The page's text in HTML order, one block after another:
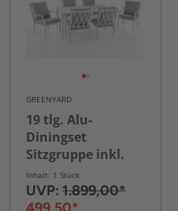
GREENYARD
19 tlg. Alu-
Diningset
Sitzgruppe inkl.
Auflagen
Inhalt: 1 Stück
UVP: 1.899,00*